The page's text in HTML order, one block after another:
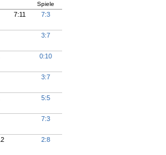
Spiele
7:11 7:3
3:7
0:10
3:7
5:5
7:3
2:8